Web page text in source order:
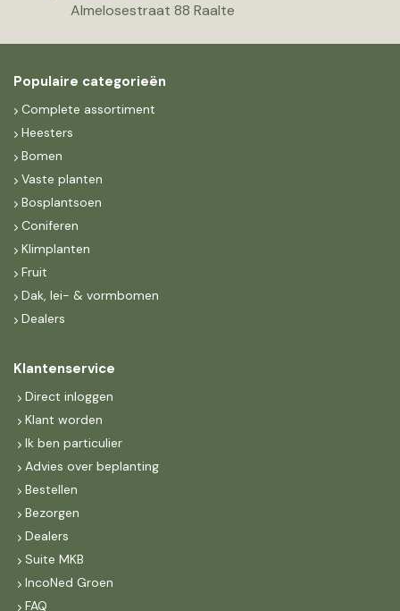
Almelosestraat 88 Raalte
Populaire categorieën
Complete assortiment
Heesters
Bomen
Vaste planten
Bosplantsoen
Coniferen
Klimplanten
Fruit
Dak, lei- & vormbomen
Dealers
Klantenservice
Direct inloggen
Klant worden
Ik ben particulier
Advies over beplanting
Bestellen
Bezorgen
Dealers
Suite MKB
IncoNed Groen
FAQ